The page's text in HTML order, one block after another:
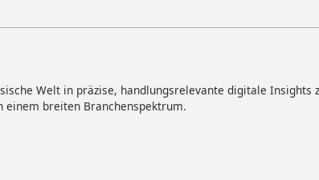
Welt in präzise, handlungsrelevante digitale Insights
breiten Branchenspektrum.